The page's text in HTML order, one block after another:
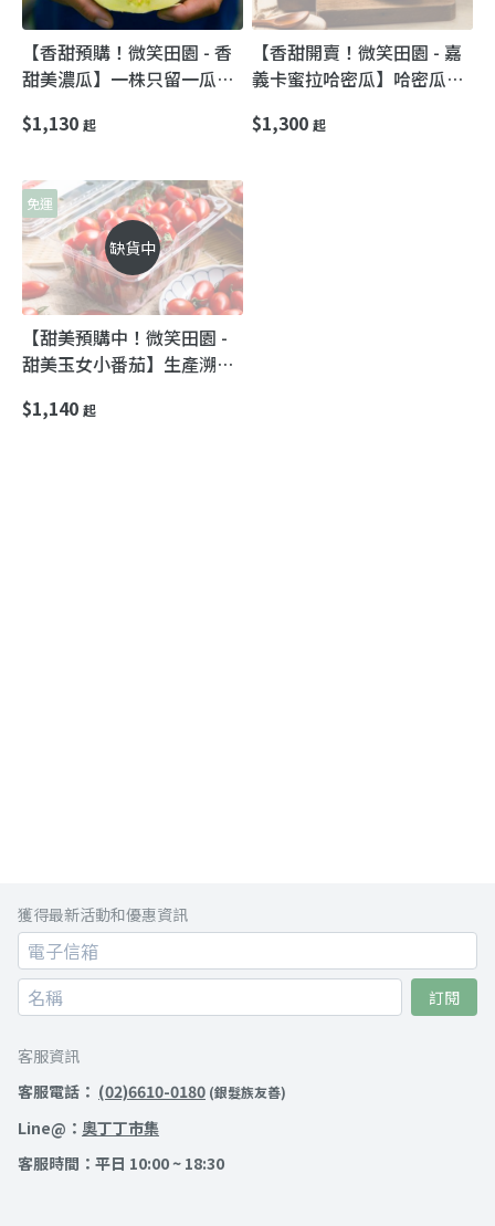
【香甜預購！微笑田園 - 香
甜美濃瓜】一株只留一瓜的
$1,130 起
【香甜開賣！微笑田園 - 嘉
義卡蜜拉哈密瓜】哈密瓜界
汁洋香瓜！
$1,300 起
缺貨中
免運
【甜美預購中！微笑田園 -
甜美玉女小番茄】生產溯源
自然甜
$1,140 起
獲得最新活動和優惠資訊
訂閱
客服資訊
客服電話： (02)6610-0180 (銀髮族友善)
Line@： 奧丁丁市集
客服時間：平日 10:00 ~ 18:30